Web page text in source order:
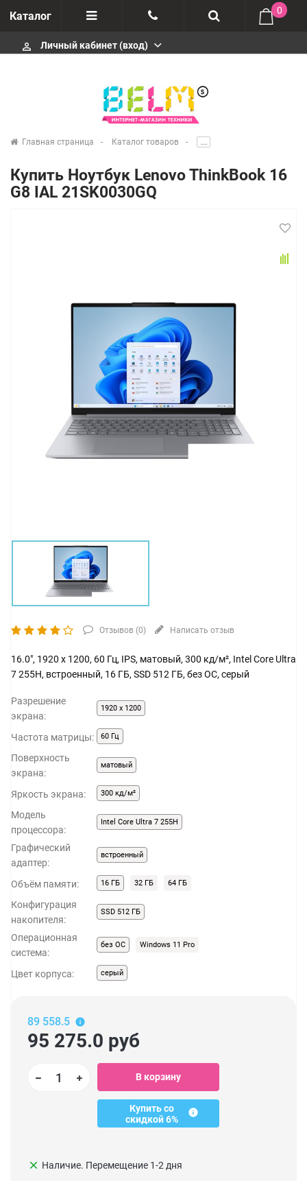
Каталог
Отзывы
Сервисные центры
+74952666992
0
perm_identity Личный кабинет (вход)
Главная страница Каталог товаров .....
Купить Ноутбук Lenovo ThinkBook 16
G8 IAL 21SK0030GQ
Отзывов (0) Написать отзыв
16.0", 1920 x 1200, 60 Гц, IPS, матовый, 300 кд/м², Intel Core Ultra
7 255H, встроенный, 16 ГБ, SSD 512 ГБ, без ОС, серый
Разрешение
экрана:
1920 x 1200
Частота матрицы: 60 Гц
Поверхность
экрана:
матовый
Яркость экрана: 300 кд/м²
Модель
процессора:
Intel Core Ultra 7 255H
Графический
адаптер:
встроенный
Объём памяти: 16 ГБ 32 ГБ 64 ГБ
Конфигурация
накопителя:
SSD 512 ГБ
Операционная
система:
без ОС Windows 11 Pro
Цвет корпуса: серый
89 558.5
95 275.0 руб
В корзину
Купить со
скидкой 6%
clear Наличие. Перемещение 1-2 дня